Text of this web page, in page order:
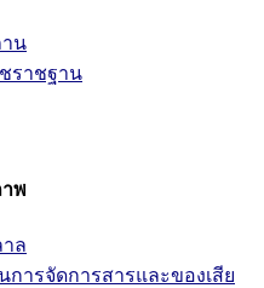
น
ราชฐาน
พ
ล
การจัดการสารและของเสีย